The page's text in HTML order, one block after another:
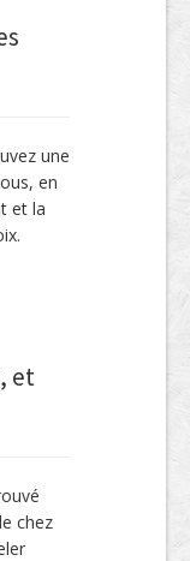
une
en
et la
et
chez